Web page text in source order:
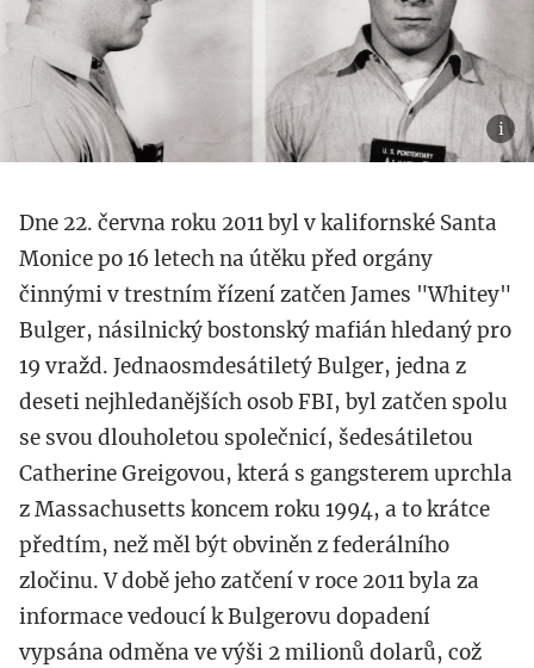
Dne 22. června roku 2011 byl v kalifornské Santa
Monice po 16 letech na útěku před orgány
činnými v trestním řízení zatčen James "Whitey"
Bulger, násilnický bostonský mafián hledaný pro
19 vražd. Jednaosmdesátiletý Bulger, jedna z
deseti nejhledanějších osob FBI, byl zatčen spolu
se svou dlouholetou společnicí, šedesátiletou
Catherine Greigovou, která s gangsterem uprchla
z Massachusetts koncem roku 1994, a to krátce
předtím, než měl být obviněn z federálního
zločinu. V době jeho zatčení v roce 2011 byla za
informace vedoucí k Bulgerovu dopadení
vypsána odměna ve výši 2 milionů dolarů, což